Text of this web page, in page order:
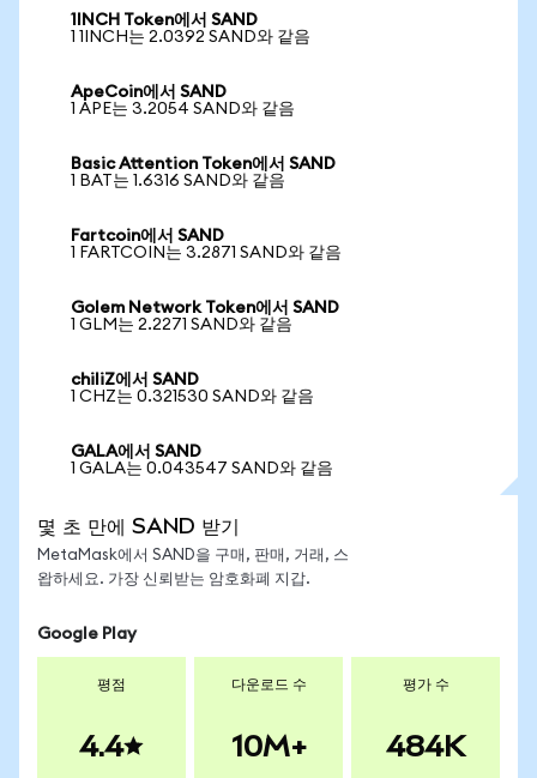
1INCH Token에서 SAND
1 1INCH는 2.0392 SAND와 같음
ApeCoin에서 SAND
1 APE는 3.2054 SAND와 같음
Basic Attention Token에서 SAND
1 BAT는 1.6316 SAND와 같음
Fartcoin에서 SAND
1 FARTCOIN는 3.2871 SAND와 같음
Golem Network Token에서 SAND
1 GLM는 2.2271 SAND와 같음
chiliZ에서 SAND
1 CHZ는 0.321530 SAND와 같음
GALA에서 SAND
1 GALA는 0.043547 SAND와 같음
몇 초 만에 SAND 받기
MetaMask에서 SAND을 구매, 판매, 거래, 스
왑하세요. 가장 신뢰받는 암호화폐 지갑.
Google Play
평점
4.4
다운로드 수
10M+
평가 수
484K